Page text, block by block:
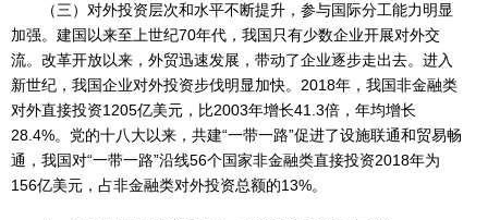
（三）对外投资层次和水平不断提升，参与国际分工能力明显
加强。建国以来至上世纪70年代，我国只有少数企业开展对外交
流。改革开放以来，外贸迅速发展，带动了企业逐步走出去。进入
新世纪，我国企业对外投资步伐明显加快。2018年，我国非金融类
对外直接投资1205亿美元，比2003年增长41.3倍，年均增长
28.4%。党的十八大以来，共建“一带一路”促进了设施联通和贸易畅
通，我国对“一带一路”沿线56个国家非金融类直接投资2018年为
156亿美元，占非金融类对外投资总额的13%。